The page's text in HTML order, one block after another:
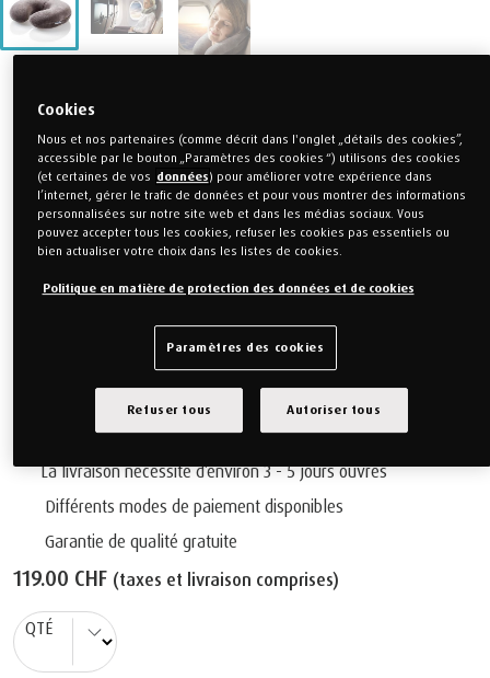
COUSSIN TRANSIT
TEMPUR®
Le compagnon de votre nuque quand vous voyagez ou à chaque
cou. Sa forme soutient votre tête et maintient l’oreiller en place.
La livraison d'oreiller TEMPUR® Transit aura du retard et aura
La livraison nécessite d’environ 3 - 5 jours ouvrés
Différents modes de paiement disponibles
Garantie de qualité gratuite
119.00 CHF (taxes et livraison comprises)
QTÉ
Cookies
Nous et nos partenaires (comme décrit dans l'onglet „détails des cookies”,
accessible par le bouton „Paramètres des cookies “) utilisons des cookies
(et certaines de vos données) pour améliorer votre expérience dans
l’internet, gérer le trafic de données et pour vous montrer des informations
personnalisées sur notre site web et dans les médias sociaux. Vous
pouvez accepter tous les cookies, refuser les cookies pas essentiels ou
bien actualiser votre choix dans les listes de cookies.
Politique en matière de protection des données et de cookies
Paramètres des cookies
Refuser tous Autoriser tous